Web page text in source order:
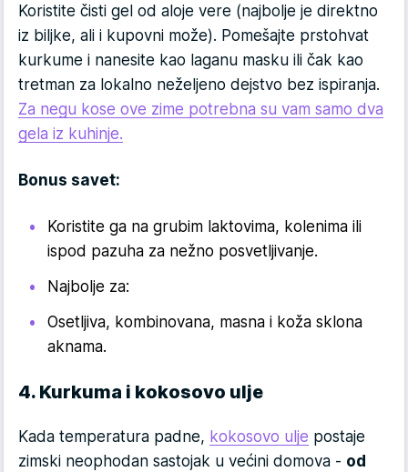
Koristite čisti gel od aloje vere (najbolje je direktno
iz biljke, ali i kupovni može). Pomešajte prstohvat
kurkume i nanesite kao laganu masku ili čak kao
tretman za lokalno neželjeno dejstvo bez ispiranja.
Za negu kose ove zime potrebna su vam samo dva
gela iz kuhinje.
Bonus savet:
Koristite ga na grubim laktovima, kolenima ili
ispod pazuha za nežno posvetljivanje.
Najbolje za:
Osetljiva, kombinovana, masna i koža sklona
aknama.
4. Kurkuma i kokosovo ulje
Kada temperatura padne, kokosovo ulje postaje
zimski neophodan sastojak u većini domova - od